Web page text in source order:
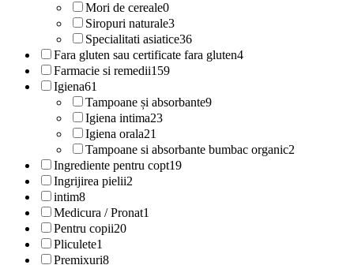
Mori de cereale0
Siropuri naturale3
Specialitati asiatice36
Fara gluten sau certificate fara gluten4
Farmacie si remedii159
Igiena61
Tampoane și absorbante9
Igiena intima23
Igiena orala21
Tampoane si absorbante bumbac organic2
Ingrediente pentru copt19
Ingrijirea pielii2
intim8
Medicura / Pronat1
Pentru copii20
Pliculete1
Premixuri8